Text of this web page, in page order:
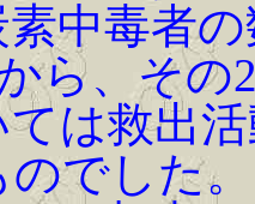
中毒者
ら、そ
は救出
でした。